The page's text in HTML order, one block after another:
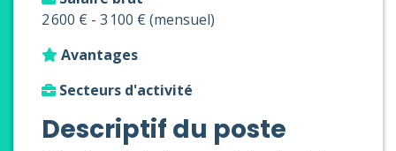
2 600 € - 3 100 € (mensuel)
Avantages
Secteurs d'activité
Descriptif du poste